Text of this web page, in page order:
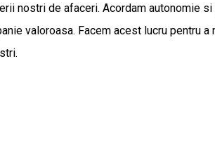
nostri de afaceri. Acordam
valoroasa. Facem acest lucru pentru